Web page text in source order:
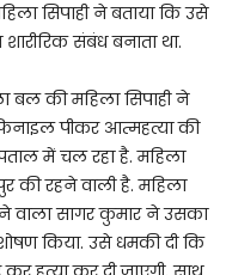
सिपाही ने बताया कि उसे
संबंध बनाता था.
बल की महिला सिपाही ने
पीकर आत्महत्या की
में चल रहा है. महिला
की रहने वाली है. महिला
वाला सागर कुमार ने उसका
किया. उसे धमकी दी कि